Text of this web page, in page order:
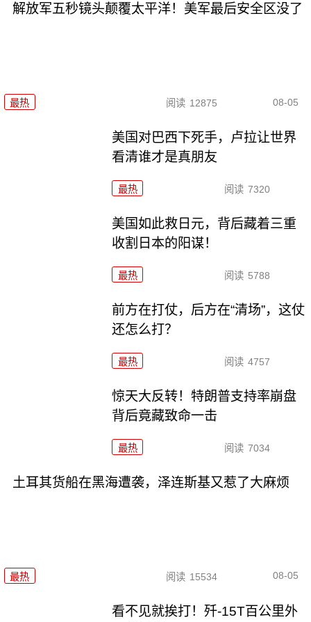
解放军五秒镜头颠覆太平洋！美军最后安全区没了
最热 阅读 12875 08-05
美国对巴西下死手，卢拉让世界
看清谁才是真朋友
最热 阅读 7320
美国如此救日元，背后藏着三重
收割日本的阳谋！
最热 阅读 5788
前方在打仗，后方在“清场”，这仗
还怎么打？
最热 阅读 4757
惊天大反转！特朗普支持率崩盘
背后竟藏致命一击
最热 阅读 7034
土耳其货船在黑海遭袭，泽连斯基又惹了大麻烦
最热 阅读 15534 08-05
看不见就挨打！歼-15T百公里外